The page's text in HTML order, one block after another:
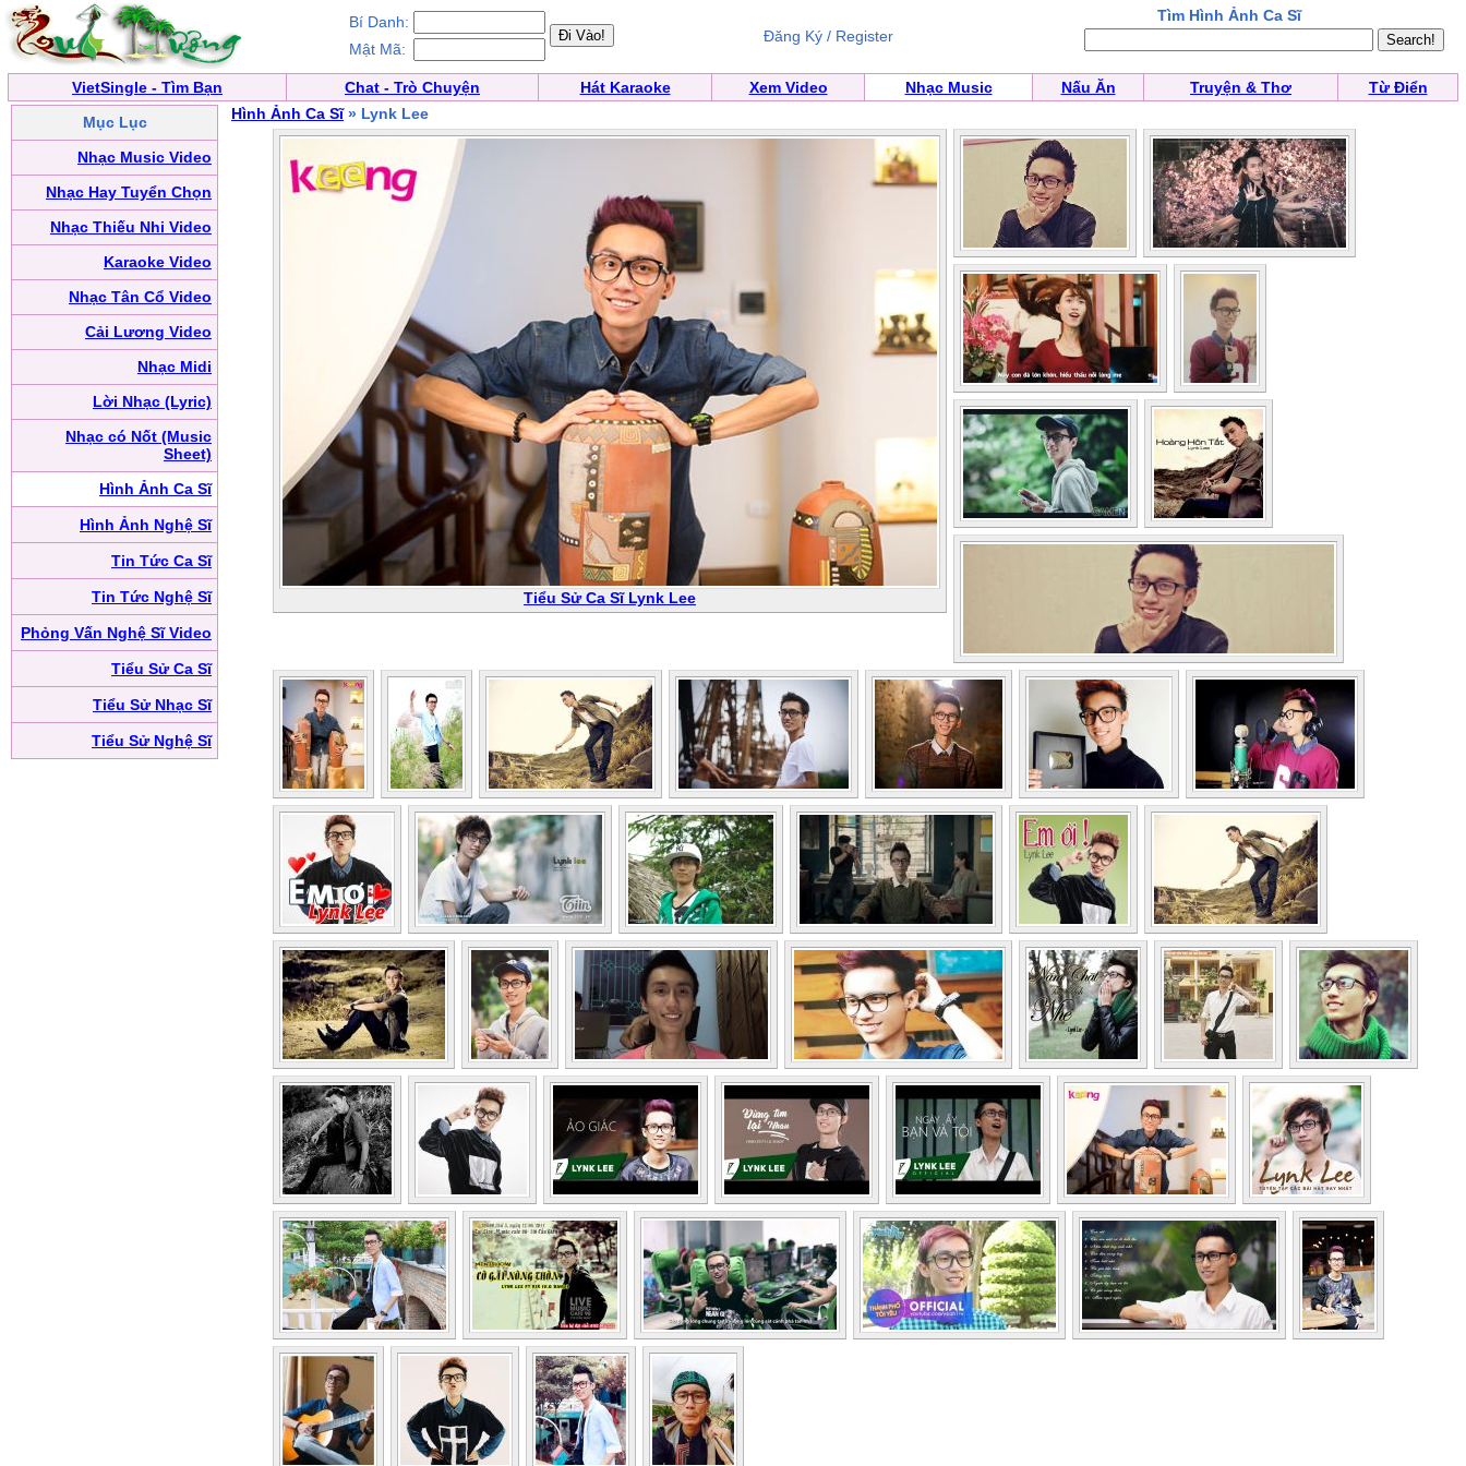
Bí Danh:
Mật Mã:
Đăng Ký / Register
Tìm Hình Ảnh Ca Sĩ
VietSingle - Tìm Bạn Chat - Trò Chuyện Hát Karaoke Xem Video Nhạc Music Nấu Ăn Truyện & Thơ
Từ Điển
Mục Lục
Nhạc Music Video
Nhạc Hay Tuyển Chọn
Nhạc Thiếu Nhi Video
Karaoke Video
Nhạc Tân Cổ Video
Cải Lương Video
Nhạc Midi
Lời Nhạc (Lyric)
Nhạc có Nốt (Music
Sheet)
Hình Ảnh Ca Sĩ
Hình Ảnh Nghệ Sĩ
Tin Tức Ca Sĩ
Tin Tức Nghệ Sĩ
Phỏng Vấn Nghệ Sĩ Video
Tiểu Sử Ca Sĩ
Tiểu Sử Nhạc Sĩ
Tiểu Sử Nghệ Sĩ
Hình Ảnh Ca Sĩ» Lynk Lee
Tiểu Sử Ca Sĩ Lynk Lee